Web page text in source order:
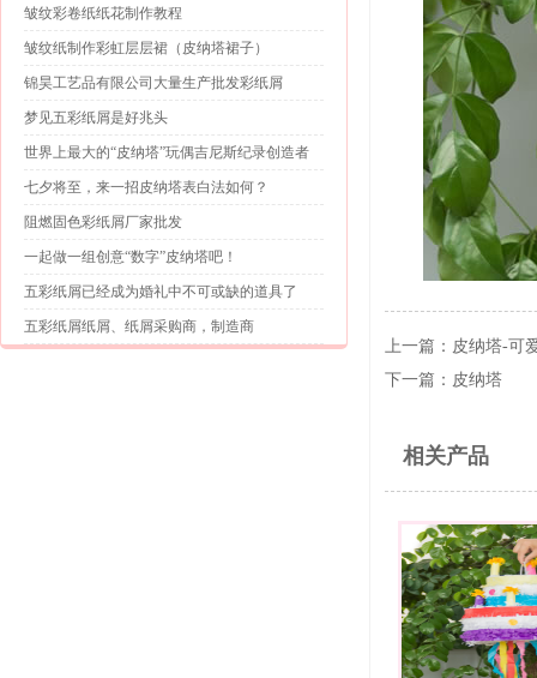
皱纹彩卷纸纸花制作教程
皱纹纸制作彩虹层层裙（皮纳塔裙子）
锦昊工艺品有限公司大量生产批发彩纸屑
梦见五彩纸屑是好兆头
世界上最大的“皮纳塔”玩偶吉尼斯纪录创造者
七夕将至，来一招皮纳塔表白法如何？
阻燃固色彩纸屑厂家批发
一起做一组创意“数字”皮纳塔吧！
五彩纸屑已经成为婚礼中不可或缺的道具了
五彩纸屑纸屑、纸屑采购商，制造商
上一篇： 皮纳塔-可
下一篇： 皮纳塔
相关产品